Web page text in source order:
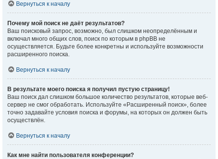
Вернуться к началу
Почему мой поиск не даёт результатов?
Ваш поисковый запрос, возможно, был слишком неопределённым и
включал много общих слов, поиск по которым в phpBB не
осуществляется. Будьте более конкретны и используйте возможности
расширенного поиска.
Вернуться к началу
В результате моего поиска я получил пустую страницу!
Ваш поиск дал слишком большое количество результатов, которые веб-
сервер не смог обработать. Используйте «Расширенный поиск», более
точно задавайте условия поиска и форумы, на которых он должен быть
осуществлён.
Вернуться к началу
Как мне найти пользователя конференции?